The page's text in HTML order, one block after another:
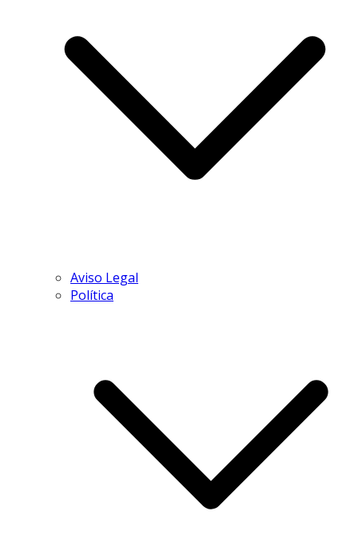
Aviso Legal
Política